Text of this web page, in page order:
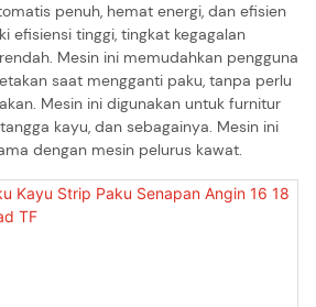
penuh, hemat energi, dan efisien
efisiensi tinggi, tingkat kegagalan
Mesin ini memudahkan pengguna
saat mengganti paku, tanpa perlu
Mesin ini digunakan untuk furnitur
kayu, dan sebagainya. Mesin ini
dengan mesin pelurus kawat.